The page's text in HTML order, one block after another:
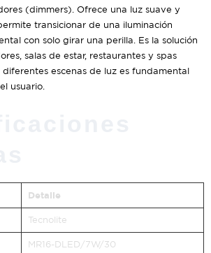
(dimmers). Ofrece una luz suave y
transicionar de una iluminación
con solo girar una perilla. Es la solución
salas de estar, restaurantes y spas
escenas de luz es fundamental
usuario.
Detalle
Tecnolite
MR16-DLED/7W/30